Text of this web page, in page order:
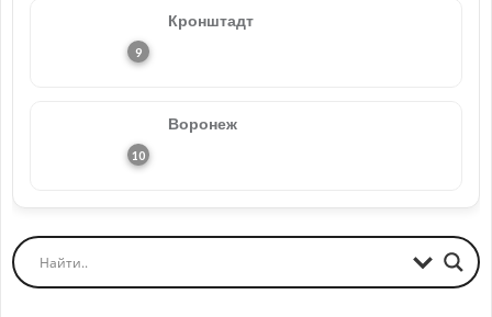
Кронштадт
Воронеж